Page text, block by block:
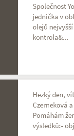
Společnost
jednička v
olejů
kontrola&...
Hezký den,
Czerneková
Pomáhám
výsledků:-